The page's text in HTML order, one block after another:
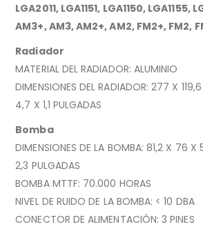
LGA2011, LGA1151, LGA1150, LGA1155,
AM3+, AM3, AM2+, AM2, FM2+, FM2,
Radiador
MATERIAL DEL RADIADOR: ALUMINIO
DIMENSIONES DEL RADIADOR: 277 X
4,7 X 1,1 PULGADAS
Bomba
DIMENSIONES DE LA BOMBA: 81,2 X 76
2,3 PULGADAS
BOMBA MTTF: 70.000 HORAS
NIVEL DE RUIDO DE LA BOMBA: < 10 DBA
CONECTOR DE ALIMENTACIÓN: 3 PINES